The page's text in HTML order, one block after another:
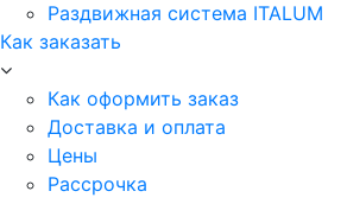
Раздвижная система ITALUM
Как заказать
Как оформить заказ
Доставка и оплата
Цены
Рассрочка